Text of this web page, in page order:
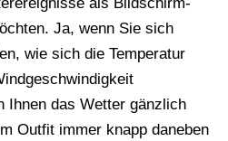
als Bildschirm-
Ja, wenn Sie sich
wie sich die Temperatur
Ihnen das Wetter gänzlich
Outfit immer knapp daneben